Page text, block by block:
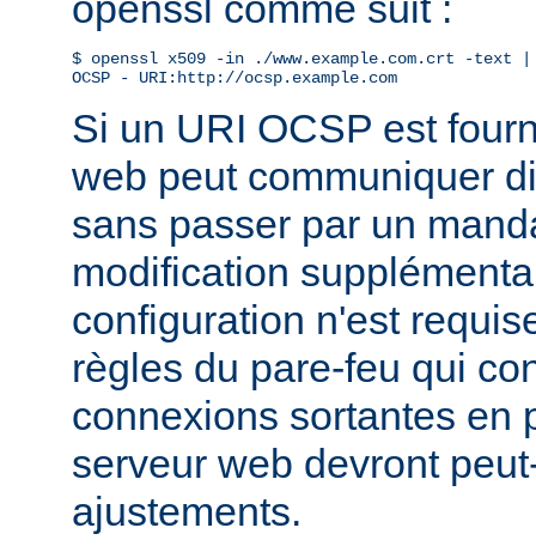
$ openssl x509 -in ./www.example.com.crt -text
OCSP - URI:http://ocsp.example.com
Si un URI OCSP est
web peut communiquer
sans passer par un
modification
configuration n'est
règles du pare-feu qui
connexions sortantes en
serveur web devront
ajustements.